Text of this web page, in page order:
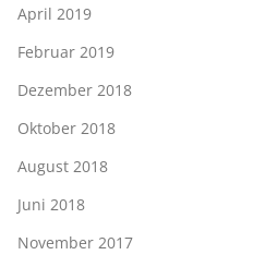
April 2019
Februar 2019
Dezember 2018
Oktober 2018
August 2018
Juni 2018
November 2017